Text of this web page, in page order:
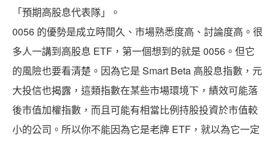
「預期高股息代表隊」。
0056 的優勢是成立時間久、市場熟悉度高、討論度高。很
多人一講到高股息 ETF，第一個想到的就是 0056。但它
的風險也要看清楚。因為它是 Smart Beta 高股息指數，元
大投信也揭露，這類指數在某些市場環境下，績效可能落
後市值加權指數，而且可能有相當比例持股投資於市值較
小的公司。所以你不能因為它是老牌 ETF，就以為它一定